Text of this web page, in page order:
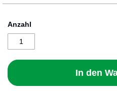
Anzahl
In den